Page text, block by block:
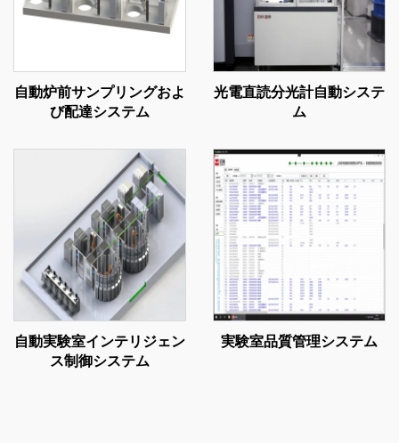
自動炉前サンプリングおよ
び配達システム
光電直読分光計自動システ
ム
自動実験室インテリジェン
ス制御システム
実験室品質管理システム